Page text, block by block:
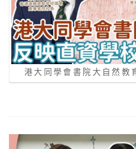
港大同學會書院大自然教